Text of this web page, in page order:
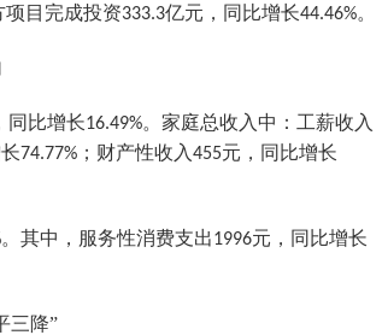
项目完成投资333.3亿元，同比增长44.46%。
同比增长16.49%。家庭总收入中：工薪收入
74.77% ；财产性收入455元，同比增长
。其中，服务性消费支出1996元，同比增长
三降”